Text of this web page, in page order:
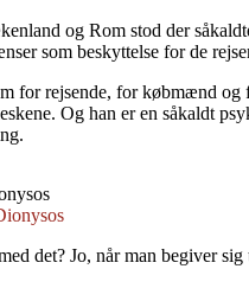
og Rom stod der
som beskyttelse for de
for rejsende, for købmænd
Og han er en såkaldt
det? Jo, når man begiver sig